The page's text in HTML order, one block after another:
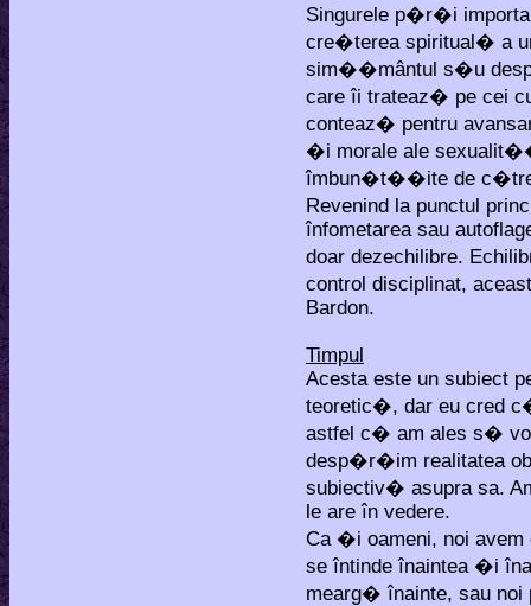
Singurele p�r�i
cre�terea spiritual� a
sim��mântul s�u
care îi trateaz� pe cei
conteaz� pentru
�i morale ale
îmbun�t��ite de
Revenind la punctul
înfometarea sau
doar dezechilibre.
control disciplinat,
Bardon.
Timpul
Acesta este un subiect
teoretic�, dar eu cred
astfel c� am ales s�
desp�r�im realitatea
subiectiv� asupra sa.
le are în vedere.
Ca �i oameni, noi
se întinde înaintea �i
mearg� înainte, sau